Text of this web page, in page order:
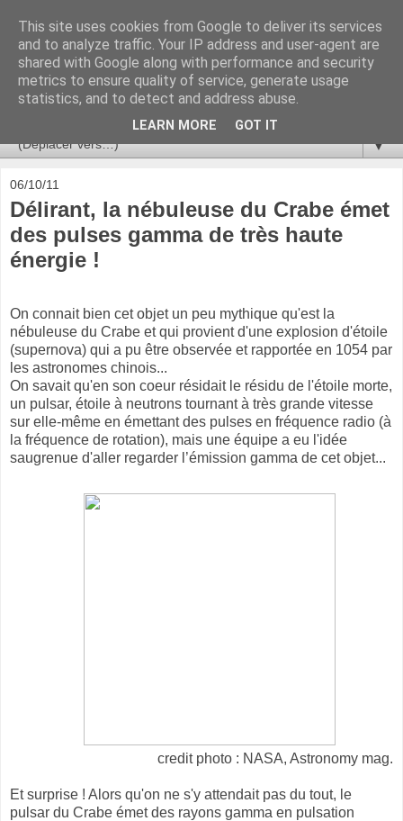
Ça se passe là haut
Astronomie, Astrophysique, Astroparticules, Cosmologie.
L'infini se contemple, indéfiniment. ISSN 2272-5768
▼
06/10/11
Délirant, la nébuleuse du Crabe émet
des pulses gamma de très haute
énergie !
On connait bien cet objet un peu mythique qu'est la
nébuleuse du Crabe et qui provient d'une explosion d'étoile
(supernova) qui a pu être observée et rapportée en 1054 par
les astronomes chinois...
On savait qu'en son coeur résidait le résidu de l'étoile morte,
un pulsar, étoile à neutrons tournant à très grande vitesse
sur elle-même en émettant des pulses en fréquence radio (à
la fréquence de rotation), mais une équipe a eu l'idée
saugrenue d'aller regarder l’émission gamma de cet objet...
credit photo : NASA, Astronomy mag.
Et surprise ! Alors qu'on ne s'y attendait pas du tout, le
pulsar du Crabe émet des rayons gamma en pulsation
This site uses cookies from Google to deliver its services
and to analyze traffic. Your IP address and user-agent are
shared with Google along with performance and security
metrics to ensure quality of service, generate usage
statistics, and to detect and address abuse.
LEARN MORE GOT IT